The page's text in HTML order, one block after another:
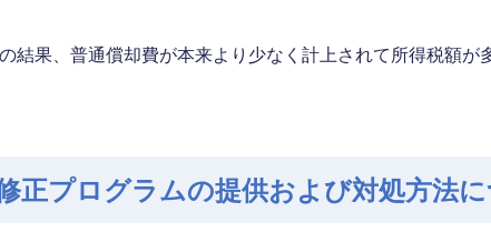
結果、普通償却費が本来より少なく計上されて所得税額が
正プログラムの提供および対処方法